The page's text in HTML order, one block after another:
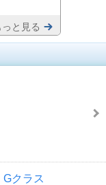
っと見る
Gクラス